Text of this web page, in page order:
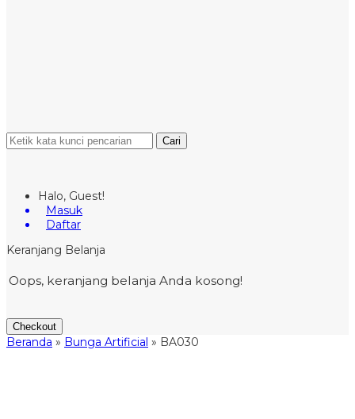
Cari
Halo, Guest!
Masuk
Daftar
Keranjang Belanja
Oops, keranjang belanja Anda kosong!
Checkout
Beranda » Bunga Artificial » BA030